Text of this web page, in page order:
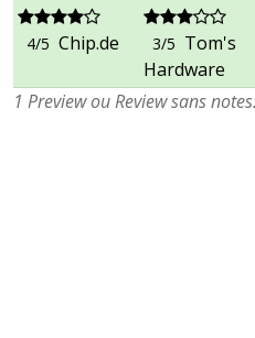
4/5 Chip.de 3/5 Tom's
Hardware
1 Preview ou Review sans